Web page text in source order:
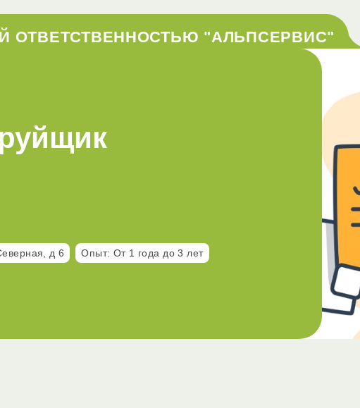
ОТВЕТСТВЕННОСТЬЮ "АЛЬПСЕРВИС"
д 6 Опыт: От 1 года до 3 лет